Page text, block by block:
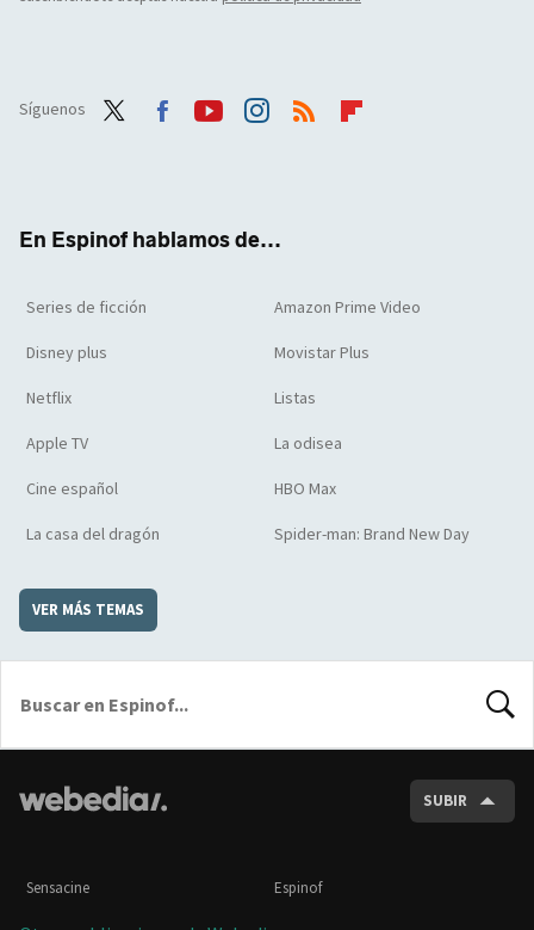
Síguenos
En Espinof hablamos de...
Series de ficción Amazon Prime Video
Disney plus Movistar Plus
Netflix Listas
Apple TV La odisea
Cine español HBO Max
La casa del dragón Spider-man: Brand New Day
VER MÁS TEMAS
SUBIR
Sensacine Espinof